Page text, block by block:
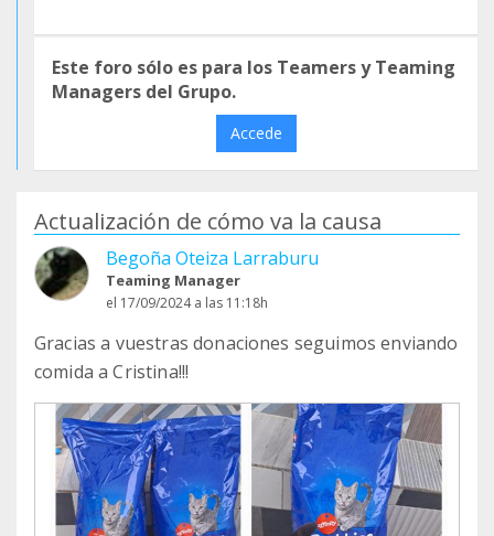
Este foro sólo es para los Teamers y Teaming
Managers del Grupo.
Accede
Actualización de cómo va la causa
Begoña Oteiza Larraburu
Teaming Manager
el 17/09/2024 a las 11:18h
Gracias a vuestras donaciones seguimos enviando
comida a Cristina!!!